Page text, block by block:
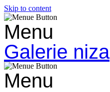
Skip to content
Menu
Galerie niza
Menu